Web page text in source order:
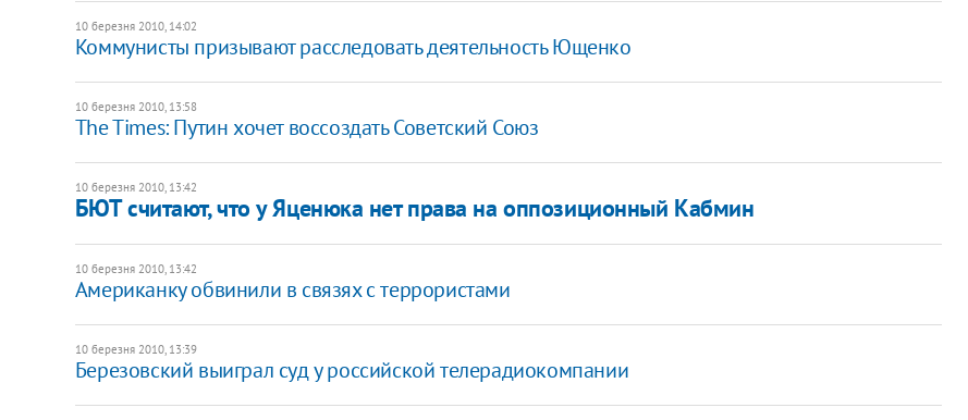
10 березня 2010, 14:02
Коммунисты призывают расследовать деятельность Ющенко
10 березня 2010, 13:58
The Times: Путин хочет воссоздать Советский Союз
10 березня 2010, 13:42
БЮТ считают, что у Яценюка нет права на оппозиционный Кабмин
10 березня 2010, 13:42
Американку обвинили в связях с террористами
10 березня 2010, 13:39
Березовский выиграл суд у российской телерадиокомпании